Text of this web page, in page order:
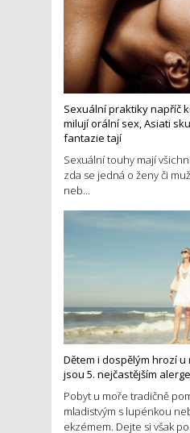
Sexuální praktiky napříč
milují orální sex, Asiati
fantazie tají
Sexuální touhy mají
zda se jedná o ženy či
neb...
Dětem i dospělým hrozí
jsou 5. nejčastějším
Pobyt u moře tradičně
mladistvým s lupénkou
ekzémem. Dejte si však